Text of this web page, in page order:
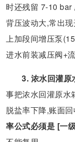
时还残留 7-10 bar
背压波动大,常出
上加段间增压泵
进水前装减压阀+
3. 浓水回灌原
事把浓水回灌原水
脱盐率下降,账面回
率公式必须是 [一